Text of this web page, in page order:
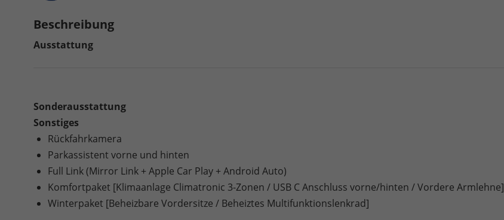
Beschreibung
Ausstattung
Sonderausstattung
Sonstiges
Rückfahrkamera
Parkassistent vorne und hinten
Full Link (Mirror Link + Apple Car Play + Android Auto)
Komfortpaket [Klimaanlage Climatronic 3-Zonen / USB C Anschluss vorne/hinten / Vordere Armlehne]
Winterpaket [Beheizbare Vordersitze / Beheiztes Multifunktionslenkrad]